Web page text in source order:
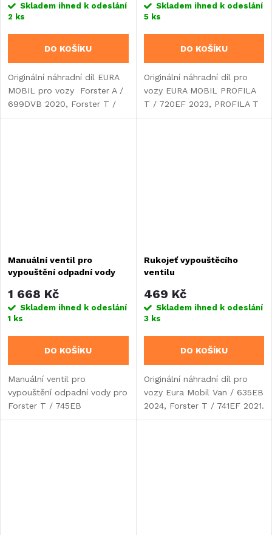
Skladem ihned k odeslání
2 ks
DO KOŠÍKU
Originální náhradní díl EURA
MOBIL pro vozy Forster A /
699DVB 2020, Forster T /
745EB 2025.
Skladem ihned k odeslání
5 ks
DO KOŠÍKU
Originální náhradní díl pro
vozy EURA MOBIL PROFILA
T / 720EF 2023, PROFILA T
/ 696EB 2024.
Manuální ventil pro
vypouštění odpadní vody
1 668 Kč
Skladem ihned k odeslání
1 ks
DO KOŠÍKU
Manuální ventil pro
vypouštění odpadní vody pro
Forster T / 745EB
2022, Forster T / 745EB
Rukojeť vypouštěcího
ventilu
469 Kč
Skladem ihned k odeslání
3 ks
DO KOŠÍKU
Originální náhradní díl pro
vozy Eura Mobil Van / 635EB
2024, Forster T / 741EF 2021.